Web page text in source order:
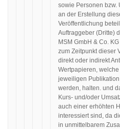
sowie Personen bzw.
an der Erstellung
Veröffentlichung
Auftraggeber (Dritte)
MSM GmbH & Co. KG
zum Zeitpunkt dieser
direkt oder indirekt
Wertpapieren,
jeweiligen
werden, halten. und
Kurs- und/oder
auch einer erhöhten
interessiert sind, da
in unmittelbarem